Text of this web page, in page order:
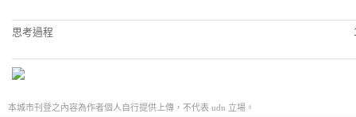
思考過程
本城市刊登之內容為作者個人自行提供上傳，不代表 udn 立場。